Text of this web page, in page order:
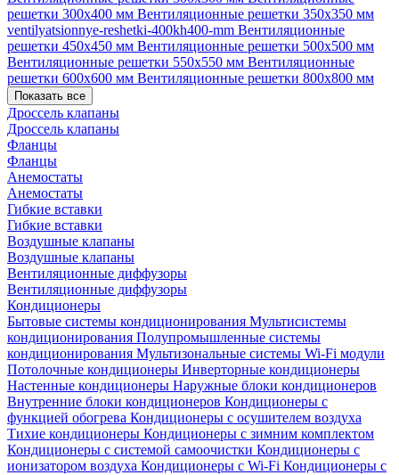
решетки 300х400 мм Вентиляционные решетки 350х350 мм
ventilyatsionnye-reshetki-400kh400-mm Вентиляционные
решетки 450х450 мм Вентиляционные решетки 500х500 мм
Вентиляционные решетки 550х550 мм Вентиляционные
решетки 600х600 мм Вентиляционные решетки 800х800 мм
Показать все
Дроссель клапаны
Дроссель клапаны
Фланцы
Фланцы
Анемостаты
Анемостаты
Гибкие вставки
Гибкие вставки
Воздушные клапаны
Воздушные клапаны
Вентиляционные диффузоры
Вентиляционные диффузоры
Кондиционеры
Бытовые системы кондиционирования Мультисистемы
кондиционирования Полупромышленные системы
кондиционирования Мультизональные системы Wi-Fi модули
Потолочные кондиционеры Инверторные кондиционеры
Настенные кондиционеры Наружные блоки кондиционеров
Внутренние блоки кондиционеров Кондиционеры с
функцией обогрева Кондиционеры с осушителем воздуха
Тихие кондиционеры Кондиционеры с зимним комплектом
Кондиционеры с системой самоочистки Кондиционеры с
ионизатором воздуха Кондиционеры с Wi-Fi Кондиционеры с